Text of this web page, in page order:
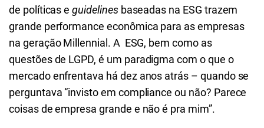
de políticas eguidelinesbaseadas na ESG trazem
grande performance econômica para as empresas
na geração Millennial. A ESG, bem como as
questões de LGPD, é um paradigma com o que o
mercado enfrentava há dez anos atrás – quando se
perguntava “invisto em compliance ou não? Parece
coisas de empresa grande e não é pra mim”.